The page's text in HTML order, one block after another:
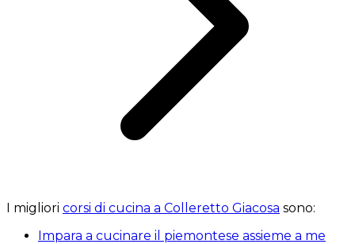
I migliori corsi di cucina a Colleretto Giacosa sono:
Impara a cucinare il piemontese assieme a me